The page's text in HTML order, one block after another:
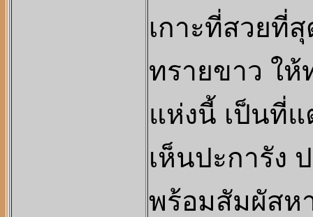
เกาะที่สวยที่
ทรายขาว ให้
แห่งนี้ เป็นที่แ
เห็นปะการัง
พร้อมสัมผัสห